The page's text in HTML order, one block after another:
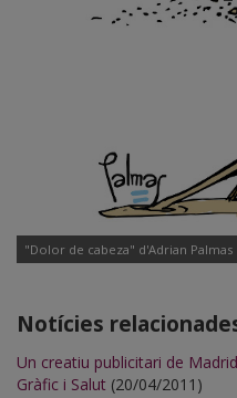
"Dolor de cabeza" d'Adrian Palmas
Notícies
Un creatiu publicitari de
Gràfic i Salut (20/04/2011)